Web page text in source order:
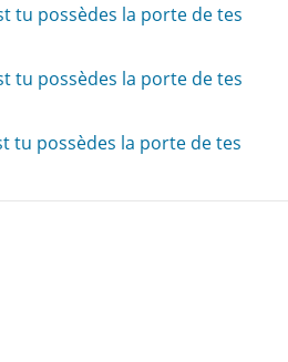
tu possèdes la porte de tes
tu possèdes la porte de tes
tu possèdes la porte de tes